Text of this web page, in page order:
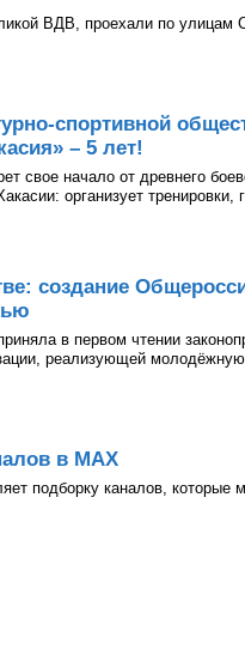
ВДВ, проехали по улицам
спортивной
– 5 лет!
свое начало от древнего
организует
создание
в первом чтении
реализующей
в МАХ
подборку каналов, которые